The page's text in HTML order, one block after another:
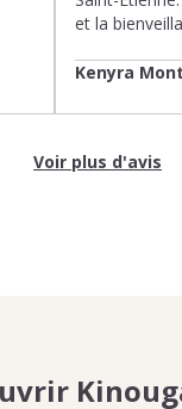
et la
Kenyra
Voir plus d'avis